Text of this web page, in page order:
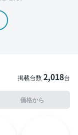
掲載台数2,018台
価格から